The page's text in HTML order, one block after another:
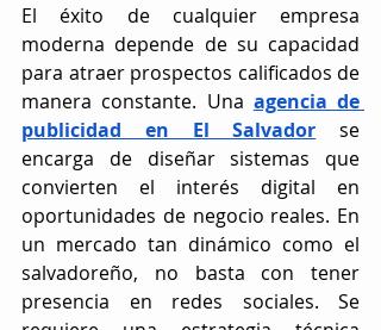
El éxito de cualquier empresa
moderna depende de su capacidad
para atraer prospectos calificados de
manera constante. Una agencia de
publicidad en El Salvador se
encarga de diseñar sistemas que
convierten el interés digital en
oportunidades de negocio reales. En
un mercado tan dinámico como el
salvadoreño, no basta con tener
presencia en redes sociales. Se